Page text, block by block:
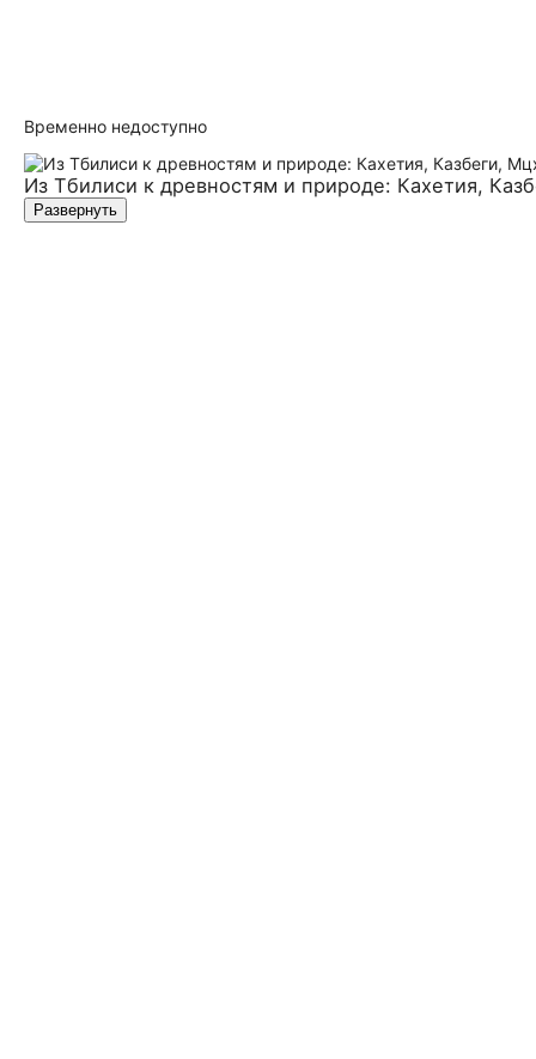
Временно недоступно
Из Тбилиси к древностям и природе: Кахетия,
Развернуть